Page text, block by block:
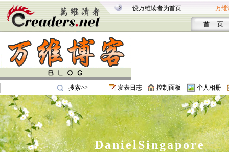
设万维读者为首页 万维
首 页
搜索>> 发表日志 控制面板 个人相册
DanielSingapore